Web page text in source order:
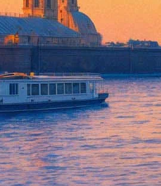
Людмила
стрессом
04 мая 2020, понедельник,19.30
Версия для печати